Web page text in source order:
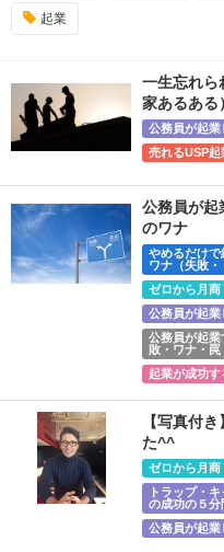
起業
一生忘れら
家あるある）
公務員が起
売れるUSP
公務員が起
のワナ
やめるだけで
ワナ（失敗・
ゼロから月
公務員が起
公務員が起業
敗・ワナ・罠
起業が成功す
【写真付
た^^
ゼロから月
トラップ・
の成功の５分
公務員が起